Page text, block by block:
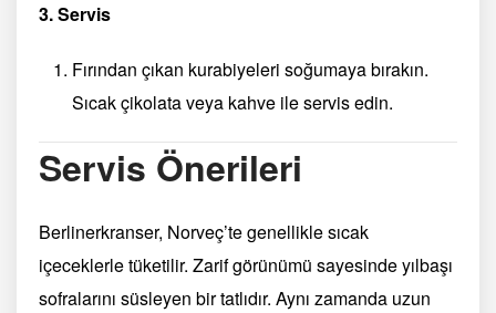
3. Servis
Fırından çıkan kurabiyeleri soğumaya bırakın.
Sıcak çikolata veya kahve ile servis edin.
Servis Önerileri
Berlinerkranser, Norveç’te genellikle sıcak
içeceklerle tüketilir. Zarif görünümü sayesinde yılbaşı
sofralarını süsleyen bir tatlıdır. Aynı zamanda uzun